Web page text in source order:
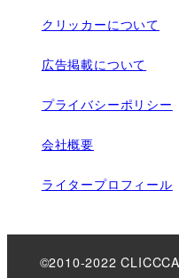
クリッカーについて
広告掲載について
プライバシーポリシー
会社概要
ライタープロフィール
©2010-2022